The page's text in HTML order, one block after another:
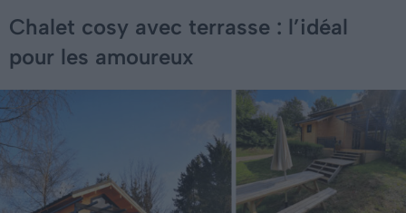
Chalet cosy avec terrasse : l’idéal
pour les amoureux